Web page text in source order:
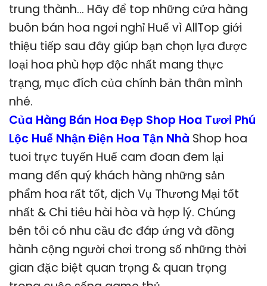
trung thành… Hãy để top những cửa hàng
buôn bán hoa ngơi nghỉ Huế vì AllTop giới
thiệu tiếp sau đây giúp bạn chọn lựa được
loại hoa phù hợp độc nhất mang thực
trạng, mục đích của chính bản thân mình
nhé.
Của Hàng Bán Hoa Đẹp Shop Hoa Tươi Phú
Lộc Huế Nhận Điện Hoa Tận Nhà Shop hoa
tuoi trực tuyến Huế cam đoan đem lại
mang đến quý khách hàng những sản
phẩm hoa rất tốt, dịch Vụ Thương Mại tốt
nhất & Chi tiêu hài hòa và hợp lý. Chúng
bên tôi có nhu cầu đc đáp ứng và đồng
hành cộng người chơi trong số những thời
gian đặc biệt quan trọng & quan trọng